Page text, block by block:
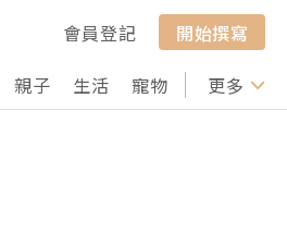
會員登記
開始撰寫
親子 生活 寵物 行山 打卡
更多